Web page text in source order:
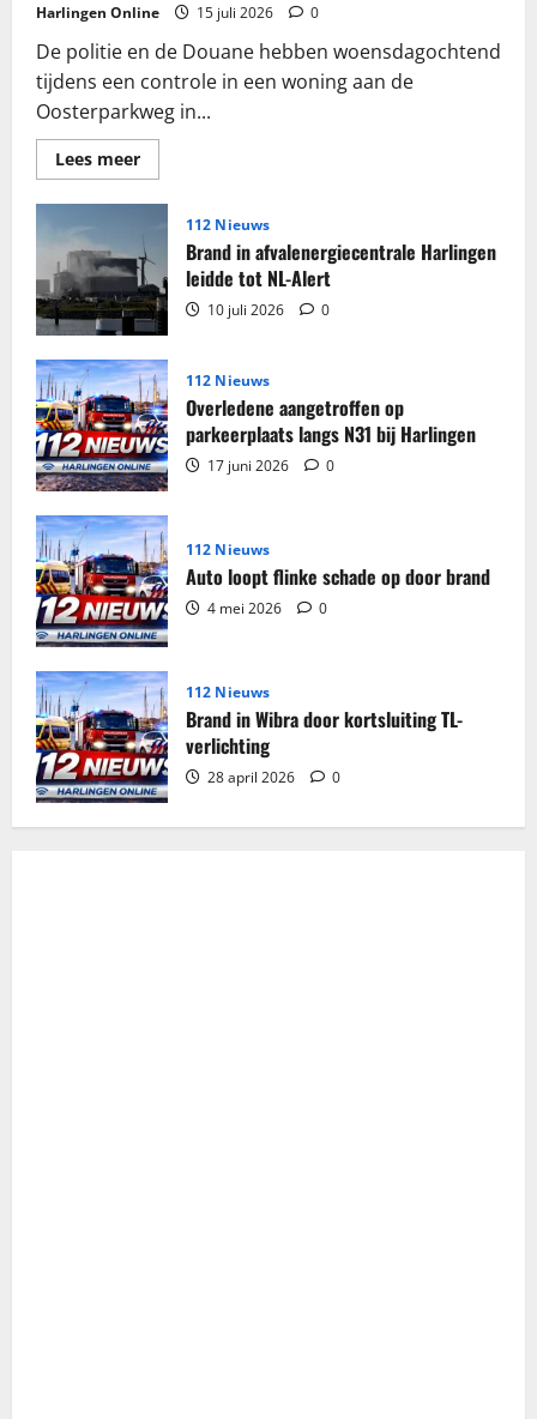
Harlingen Online 15 juli 2026 0
De politie en de Douane hebben woensdagochtend
tijdens een controle in een woning aan de
Oosterparkweg in...
Lees meerLees
meer
Grote
sigaretten
en
tabak
in
beslag
genomen
in
woning
Harlingen
112 Nieuws
Brand in afvalenergiecentrale Harlingen
leidde tot NL-Alert
10 juli 2026 0
112 Nieuws
Overledene aangetroffen op
parkeerplaats langs N31 bij Harlingen
17 juni 2026 0
112 Nieuws
Auto loopt flinke schade op door brand
4 mei 2026 0
112 Nieuws
Brand in Wibra door kortsluiting TL-
verlichting
28 april 2026 0